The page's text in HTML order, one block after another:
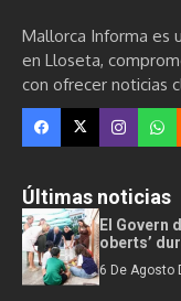
Mallorca Informa es
en Lloseta,
con ofrecer noticias
Últimas noticias
El Govern
oberts’
6 De Agosto